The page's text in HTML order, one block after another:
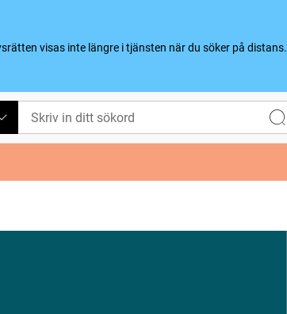
visas inte längre i tjänsten när du söker på distans.